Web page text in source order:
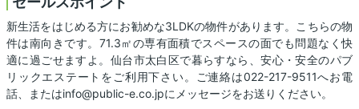
新生活をはじめる方にお勧めな3LDKの物件があります。こちらの物
件は南向きです。71.3㎡の専有面積でスペースの面でも問題なく快
適に過ごせますよ。仙台市太白区で暮らすなら、安心・安全のパブ
リックエステートをご利用下さい。ご連絡は022-217-9511へお電
話、またはinfo@public-e.co.jpにメッセージをお送りください。